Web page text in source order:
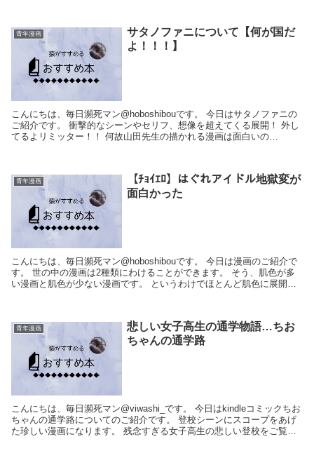
青年漫画
サタノファニについて【何が国だ
よ！！！】
こんにちは、毎日瀕死マン@hoboshibouです。 今日はサタノファニの
ご紹介です。 衝撃的なシーンやセリフ、想像を超えてくる展開！ 外し
てるよリミッター！！ 何故山田先生の描かれる漫画は面白いの
青年漫画
【ﾁｮｲｴﾛ】はぐれアイドル地獄変が
面白かった
こんにちは、毎日瀕死マン@hoboshibouです。 今日は漫画のご紹介で
す。 世の中の漫画は2種類にわけることができます。 そう、肌色が多
い漫画と肌色が少ない漫画です。 というわけでほとんど肌色に展開さ
青年漫画
悲しい女子高生の通学物語…ちお
ちゃんの通学路
こんにちは、毎日瀕死マン@viwashi_です。 今日はkindleコミックちお
ちゃんの通学路についてのご紹介です。 登校シーンにスコープをあげ
た珍しい漫画になります。 残念すぎる女子高生の悲しい登校をご覧あ